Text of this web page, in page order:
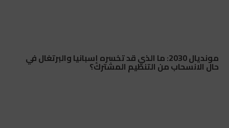
مونديال 2030: ما الذي قد تخسره إسبانيا والبرتغال في
حال الانسحاب من التنظيم المشترك؟